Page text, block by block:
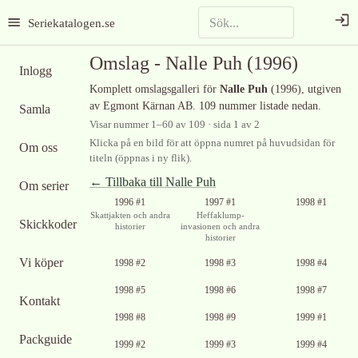
Seriekatalogen.se
Inlogg
Samla
Om oss
Om serier
Skickkoder
Vi köper
Kontakt
Packguide
Omslag - Nalle Puh (1996)
Komplett omslagsgalleri för Nalle Puh (1996), utgiven
av Egmont Kärnan AB. 109 nummer listade nedan.
Visar nummer 1–60 av 109 · sida 1 av 2
Klicka på en bild för att öppna numret på huvudsidan för
titeln (öppnas i ny flik).
← Tillbaka till Nalle Puh
1996 #1
Skattjakten och andra
historier
1997 #1
Heffaklump-
invasionen och andra
historier
Ingen bild
1998 #1
Ingen bild
1998 #2
Ingen bild
1998 #3
Ingen bild
1998 #4
Ingen bild
1998 #5
Ingen bild
1998 #6
Ingen bild
1998 #7
Ingen bild
1998 #8
Ingen bild
1998 #9
Ingen bild
1999 #1
Ingen bild
1999 #2
Ingen bild
1999 #3
Ingen bild
1999 #4